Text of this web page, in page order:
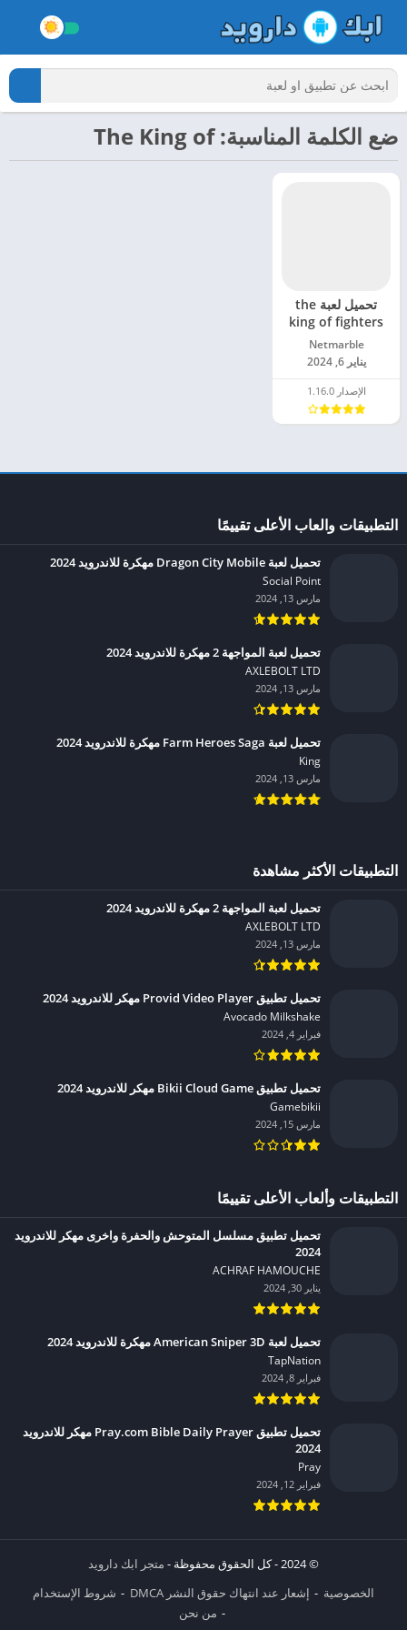
ضع الكلمة المناسبة: The King of
تحميل لعبة the
king of fighters
مهكرة للاندرويد
2024
Netmarble‏
يناير 6, 2024
الإصدار 1.16.0
التطبيقات والعاب الأعلى تقييمًا
تحميل لعبة Dragon City Mobile مهكرة للاندرويد 2024
Social Point‏
مارس 13, 2024
تحميل لعبة المواجهة 2 مهكرة للاندرويد 2024
AXLEBOLT LTD‏
مارس 13, 2024
تحميل لعبة Farm Heroes Saga مهكرة للاندرويد 2024
King‏
مارس 13, 2024
التطبيقات الأكثر مشاهدة
تحميل لعبة المواجهة 2 مهكرة للاندرويد 2024
AXLEBOLT LTD‏
مارس 13, 2024
تحميل تطبيق Provid Video Player مهكر للاندرويد 2024
Avocado Milkshake‏
فبراير 4, 2024
تحميل تطبيق Bikii Cloud Game مهكر للاندرويد 2024
Gamebikii‏
مارس 15, 2024
التطبيقات وألعاب الأعلى تقييمًا
تحميل تطبيق مسلسل المتوحش والحفرة واخرى مهكر للاندرويد
2024
ACHRAF HAMOUCHE‏
يناير 30, 2024
تحميل لعبة American Sniper 3D مهكرة للاندرويد 2024
TapNation‏
فبراير 8, 2024
تحميل تطبيق Pray.com Bible Daily Prayer مهكر للاندرويد
2024
Pray‏
فبراير 12, 2024
© 2024 - كل الحقوق محفوظة -
متجر ابك دارويد
الخصوصية
إشعار عند انتهاك حقوق النشر DMCA
شروط الإستخدام
من نحن